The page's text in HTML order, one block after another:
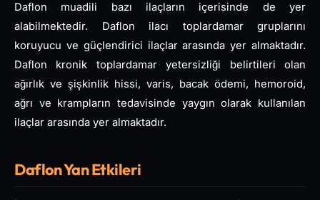
Daflon muadili bazı ilaçların içerisinde de yer
alabilmektedir. Daflon ilacı toplardamar gruplarını
koruyucu ve güçlendirici ilaçlar arasında yer almaktadır.
Daflon kronik toplardamar yetersizliği belirtileri olan
ağırlık ve şişkinlik hissi, varis, bacak ödemi, hemoroid,
ağrı ve krampların tedavisinde yaygın olarak kullanılan
ilaçlar arasında yer almaktadır.
Daflon Yan Etkileri